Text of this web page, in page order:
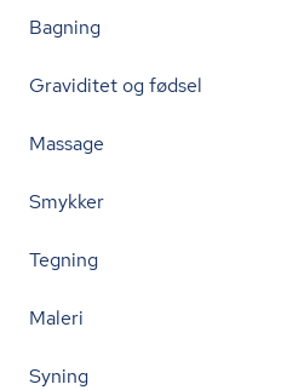
Bagning
Graviditet og fødsel
Massage
Smykker
Tegning
Maleri
Syning